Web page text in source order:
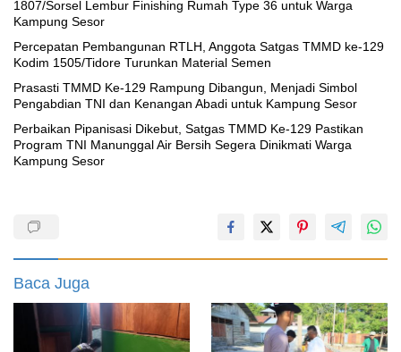
1807/Sorsel Lembur Finishing Rumah Type 36 untuk Warga
Kampung Sesor
Percepatan Pembangunan RTLH, Anggota Satgas TMMD ke-129
Kodim 1505/Tidore Turunkan Material Semen
Prasasti TMMD Ke-129 Rampung Dibangun, Menjadi Simbol
Pengabdian TNI dan Kenangan Abadi untuk Kampung Sesor
Perbaikan Pipanisasi Dikebut, Satgas TMMD Ke-129 Pastikan
Program TNI Manunggal Air Bersih Segera Dinikmati Warga
Kampung Sesor
Baca Juga